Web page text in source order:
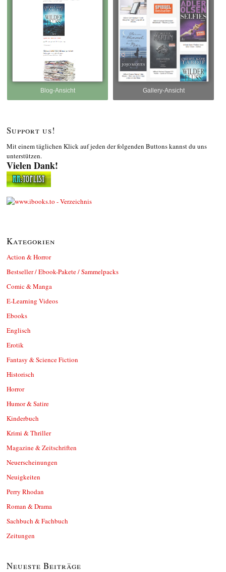
Blog-Ansicht Gallery-Ansicht
Support us!
Mit einem täglichen Klick auf jeden der folgenden Buttons kannst du uns
unterstützen.
Vielen Dank!
Kategorien
Action & Horror
Bestseller / Ebook-Pakete / Sammelpacks
Comic & Manga
E-Learning Videos
Ebooks
Englisch
Erotik
Fantasy & Science Fiction
Historisch
Horror
Humor & Satire
Kinderbuch
Krimi & Thriller
Magazine & Zeitschriften
Neuerscheinungen
Neuigkeiten
Perry Rhodan
Roman & Drama
Sachbuch & Fachbuch
Zeitungen
Neueste Beiträge